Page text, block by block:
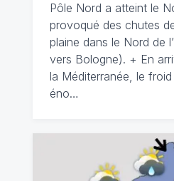
Pôle Nord a atteint le
provoqué des chutes
plaine dans le Nord de
vers Bologne). + En
la Méditerranée, le
éno…